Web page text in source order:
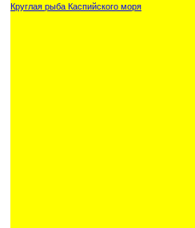
Круглая рыба Каспийского моря